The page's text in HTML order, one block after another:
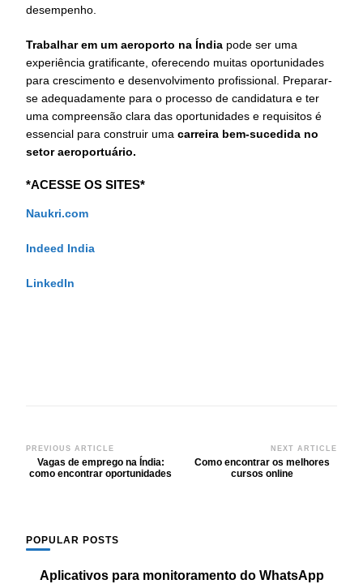
desempenho.
Trabalhar em um aeroporto na Índia pode ser uma
experiência gratificante, oferecendo muitas oportunidades
para crescimento e desenvolvimento profissional. Preparar-
se adequadamente para o processo de candidatura e ter
uma compreensão clara das oportunidades e requisitos é
essencial para construir uma carreira bem-sucedida no
setor aeroportuário.
*ACESSE OS SITES*
Naukri.com
Indeed India
LinkedIn
Post
Navigation
PREVIOUS ARTICLE
Vagas de emprego na Índia:
como encontrar oportunidades
NEXT ARTICLE
Como encontrar os melhores
cursos online
POPULAR POSTS
Aplicativos para monitoramento do WhatsApp